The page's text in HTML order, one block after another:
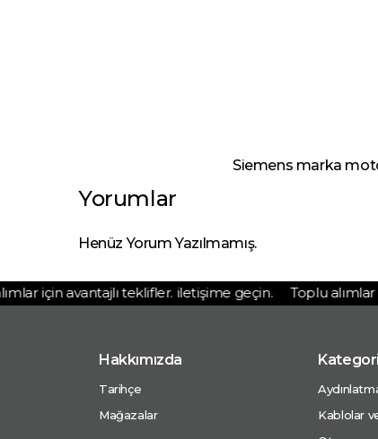
Siemens marka
Yorumlar
Henüz Yorum Yazılmamış.
için avantajlı teklifler. iletişime geçin. Toplu alımlar
Hakkımızda
Tarihçe
Mağazalar
Kablolar